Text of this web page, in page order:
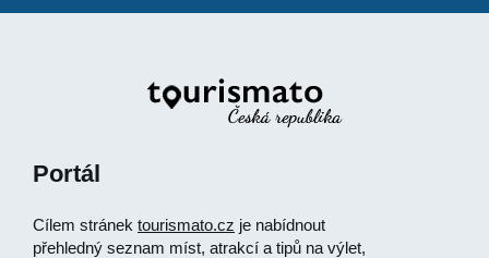
Portál
Cílem stránek tourismato.cz je nabídnout
přehledný seznam míst, atrakcí a tipů na výlet,